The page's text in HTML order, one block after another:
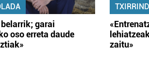
belarrik; garai
oso erreta daude
zaitu»